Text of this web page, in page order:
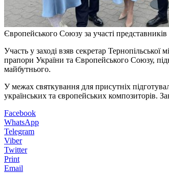
Європейського Союзу за участі
Участь у заході взяв секретар
прапори України та Європейського Союзу,
майбутнього.
У межах святкування для присутніх
українських та європейських композиторів.
Facebook
WhatsApp
Telegram
Viber
Twitter
Print
Email